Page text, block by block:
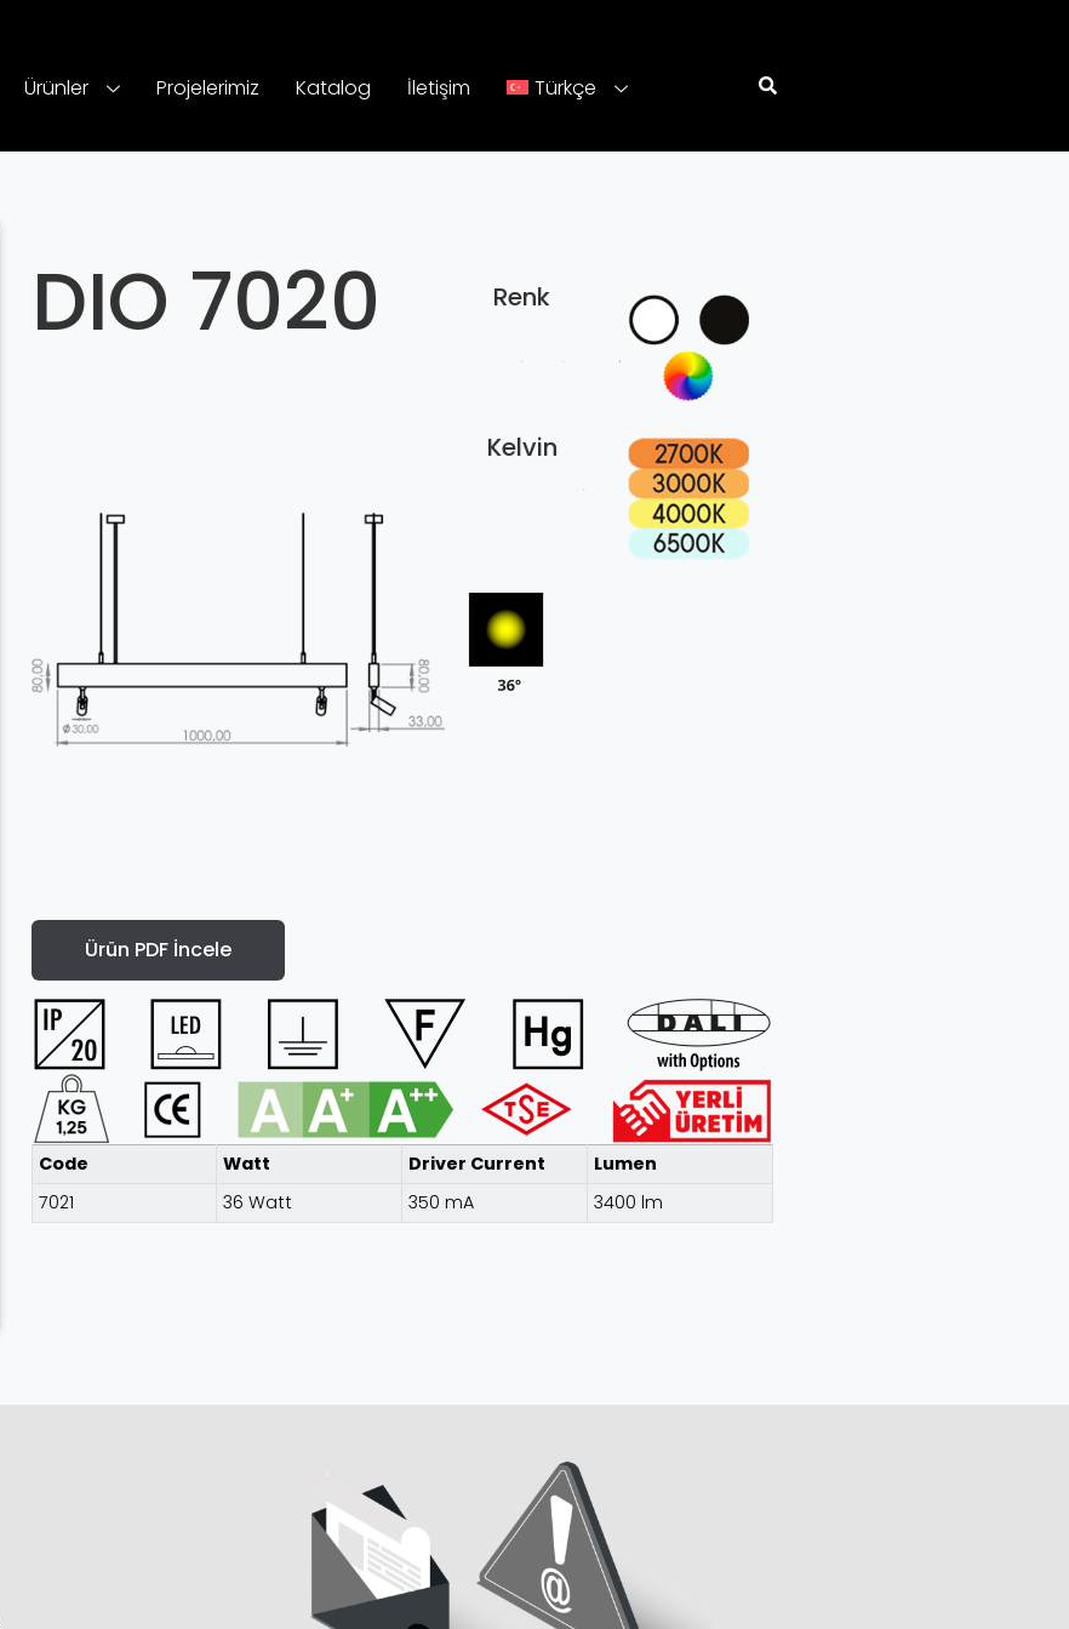
Ürünler Projelerimiz Katalog İletişim Türkçe
DIO 7020
Ürün PDF İncele
Renk
Kelvin
Code Watt Driver Current
Lumen
7021
36 Watt 350 mA 3400 lm